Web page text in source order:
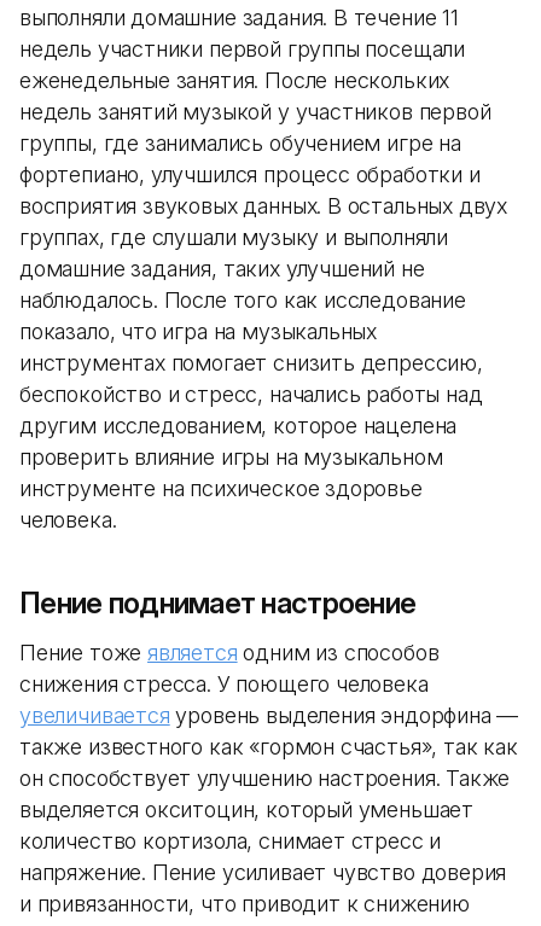
выполняли домашние задания. В течение 11
недель участники первой группы посещали
еженедельные занятия. После нескольких
недель занятий музыкой у участников первой
группы, где занимались обучением игре на
фортепиано, улучшился процесс обработки и
восприятия звуковых данных. В остальных двух
группах, где слушали музыку и выполняли
домашние задания, таких улучшений не
наблюдалось. После того как исследование
показало, что игра на музыкальных
инструментах помогает снизить депрессию,
беспокойство и стресс, начались работы над
другим исследованием, которое нацелена
проверить влияние игры на музыкальном
инструменте на психическое здоровье
человека.
Пение поднимает настроение
Пение тоже является одним из способов
снижения стресса. У поющего человека
увеличивается уровень выделения эндорфина —
также известного как «гормон счастья», так как
он способствует улучшению настроения. Также
выделяется окситоцин, который уменьшает
количество кортизола, снимает стресс и
напряжение. Пение усиливает чувство доверия
и привязанности, что приводит к снижению